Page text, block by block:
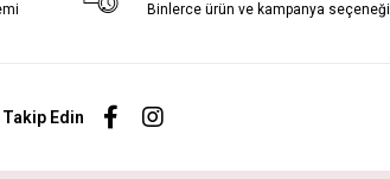
Binlerce ürün ve kampanya seçeneği
Edin